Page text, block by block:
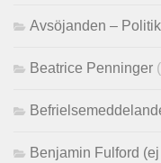
Avsöjanden –
Beatrice Penninger
Benjamin Fulford